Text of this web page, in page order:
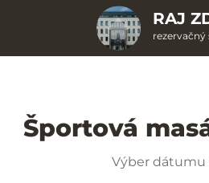
RAJ
rezervačný
Športová
Výber dátumu